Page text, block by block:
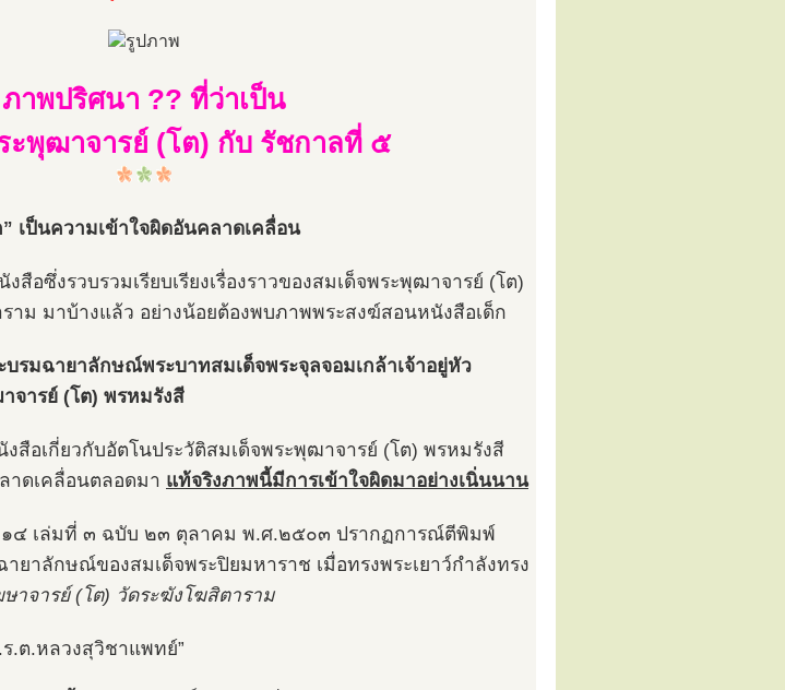
ภาพปริศนา ?? ที่ว่าเป็น
ะพุฒาจารย์ (โต) กับ รัชกาลที่ ๕
เป็นความเข้าใจผิดอันคลาดเคลื่อน
อซึ่งรวบรวมเรียบเรียงเรื่องราวของสมเด็จพระพุฒาจารย์ (โต)
าม มาบ้างแล้ว อย่างน้อยต้องพบภาพพระสงฆ์สอนหนังสือเด็ก
รมฉายาลักษณ์พระบาทสมเด็จพระจุลจอมเกล้าเจ้าอยู่หัว
จารย์ (โต) พรหมรังสี
อเกี่ยวกับอัตโนประวัติสมเด็จพระพุฒาจารย์ (โต) พรหมรังสี
าดเคลื่อนตลอดมา แท้จริงภาพนี้มีการเข้าใจผิดมาอย่างเนิ่นนาน
๑๔ เล่มที่ ๓ ฉบับ ๒๓ ตุลาคม พ.ศ.๒๕๐๓ ปรากฏการณ์ตีพิมพ์
ยาลักษณ์ของสมเด็จพระปิยมหาราช เมื่อทรงพระเยาว์กำลังทรง
าจารย์ (โต) วัดระฆังโฆสิตาราม
.ต.หลวงสุวิชาแพทย์”